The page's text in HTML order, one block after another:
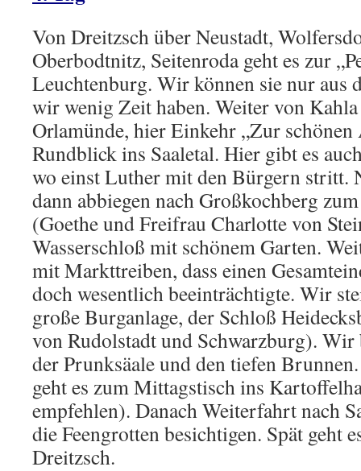
Von Dreitzsch über Neustadt,
Oberbodtnitz, Seitenroda geht es zur
Leuchtenburg. Wir können sie nur aus
wir wenig Zeit haben. Weiter von
Orlamünde, hier Einkehr „Zur
Rundblick ins Saaletal. Hier gibt es
wo einst Luther mit den Bürgern stritt.
dann abbiegen nach Großkochberg
(Goethe und Freifrau Charlotte von
Wasserschloß mit schönem Garten.
mit Markttreiben, dass einen
doch wesentlich beeinträchtigte. Wir
große Burganlage, der Schloß
von Rudolstadt und Schwarzburg). Wir
der Prunksäale und den tiefen
geht es zum Mittagstisch ins
empfehlen). Danach Weiterfahrt nach
die Feengrotten besichtigen. Spät geht
Dreitzsch.